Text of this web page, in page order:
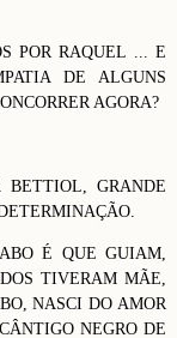
POR RAQUEL ... E
DE ALGUNS
AGORA?
BETTIOL, GRANDE
É QUE GUIAM,
TIVERAM MÃE,
NASCI DO AMOR
NEGRO DE